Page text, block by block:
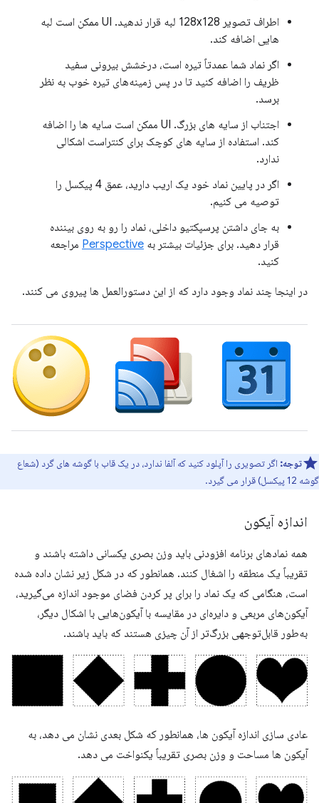
اطراف تصویر 128x128 لبه قرار ندهید. UI ممکن است لبه
هایی اضافه کند.
اگر نماد شما عمدتاً تیره است، درخشش بیرونی سفید
ظریف را اضافه کنید تا در پس زمینه‌های تیره خوب به نظر
برسد.
اجتناب از سایه های بزرگ. UI ممکن است سایه ها را اضافه
کند. استفاده از سایه های کوچک برای کنتراست اشکالی
ندارد.
اگر در پایین نماد خود یک اریب دارید، عمق 4 پیکسل را
توصیه می کنیم.
به جای داشتن پرسپکتیو داخلی، نماد را رو به روی بیننده
قرار دهید. برای جزئیات بیشتر به Perspective مراجعه
کنید.
در اینجا چند نماد وجود دارد که از این دستورالعمل ها پیروی می کنند.
توجه: اگر تصویری را آپلود کنید که آلفا ندارد، در یک قاب با گوشه های گرد (شعاع
گوشه 12 پیکسل) قرار می گیرد.
اندازه آیکون
همه نمادهای برنامه افزودنی باید وزن بصری یکسانی داشته باشند و
تقریباً یک منطقه را اشغال کنند. همانطور که در شکل زیر نشان داده شده
است، هنگامی که یک نماد را برای پر کردن فضای موجود اندازه می‌گیرید،
آیکون‌های مربعی و دایره‌ای در مقایسه با آیکون‌هایی با اشکال دیگر،
به‌طور قابل‌توجهی بزرگ‌تر از آن چیزی هستند که باید باشند.
عادی سازی اندازه آیکون ها، همانطور که شکل بعدی نشان می دهد، به
آیکون ها مساحت و وزن بصری تقریباً یکنواخت می دهد.